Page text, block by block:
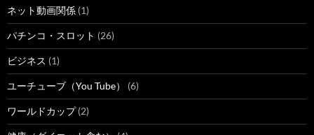
ネット動画関係 (1)
パチンコ・スロット (26)
ビジネス (1)
ユーチューブ（You Tube） (6)
ワールドカップ(2)